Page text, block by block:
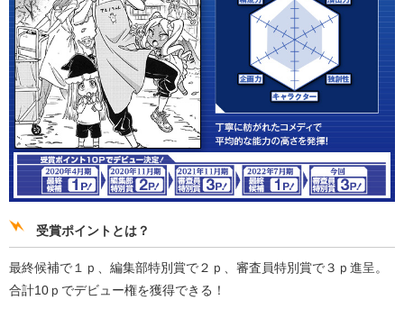
受賞ポイントとは？
最終候補で１ｐ、編集部特別賞で２ｐ、審査員特別賞で３ｐ進呈。
合計10ｐでデビュー権を獲得できる！